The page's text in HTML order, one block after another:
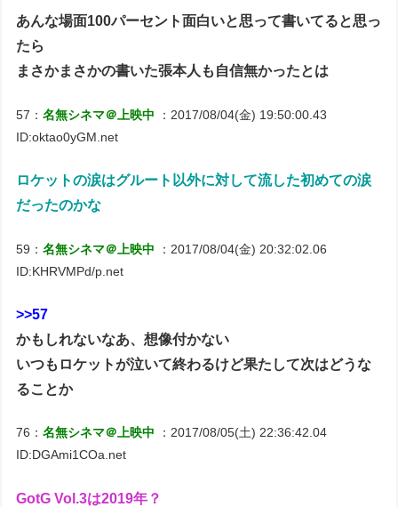
あんな場面100パーセント面白いと思って書いてると思っ
たら
まさかまさかの書いた張本人も自信無かったとは
57：名無シネマ＠上映中
：2017/08/04(金) 19:50:00.43
ID:oktao0yGM.net
ロケットの涙はグルート以外に対して流した初めての涙
だったのかな
59：名無シネマ＠上映中
：2017/08/04(金) 20:32:02.06
ID:KHRVMPd/p.net
>>57
かもしれないなあ、想像付かない
いつもロケットが泣いて終わるけど果たして次はどうな
ることか
76：名無シネマ＠上映中
：2017/08/05(土) 22:36:42.04
ID:DGAmi1COa.net
GotG Vol.3は2019年？